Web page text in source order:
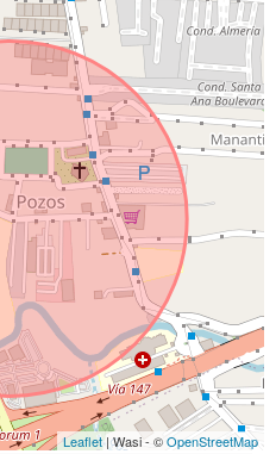
Leaflet| Wasi - ©OpenStreetMap